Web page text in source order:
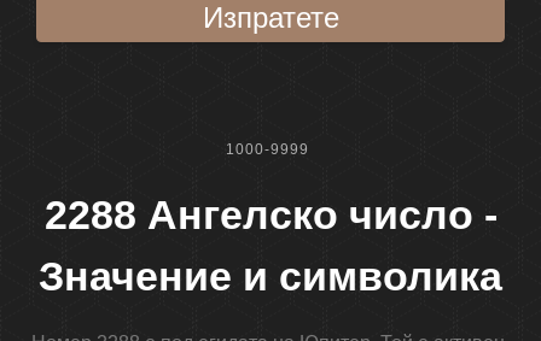
Изпратете
1000-9999
2288 Ангелско число -
Значение и символика